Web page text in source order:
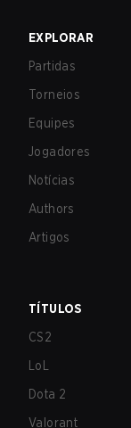
EXPLORAR
Partidas
Torneios
Equipes
Jogadores
Notícias
Authors
Artigos
TÍTULOS
CS2
LoL
Dota 2
Valorant